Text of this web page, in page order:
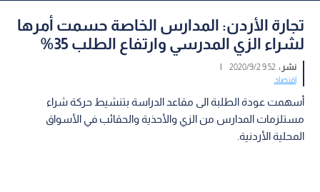
تجارة الأردن: المدارس الخاصة حسمت أمرها
لشراء الزي المدرسي وارتفاع الطلب 35%
نشر :9:52 2020/9/2
|
اقتصاد
أسهمت عودة الطلبة الى مقاعد الدراسة بتنشيط حركة شراء
مستلزمات المدارس من الزي والأحذية والحقائب في الأسواق
المحلية الأردنية.